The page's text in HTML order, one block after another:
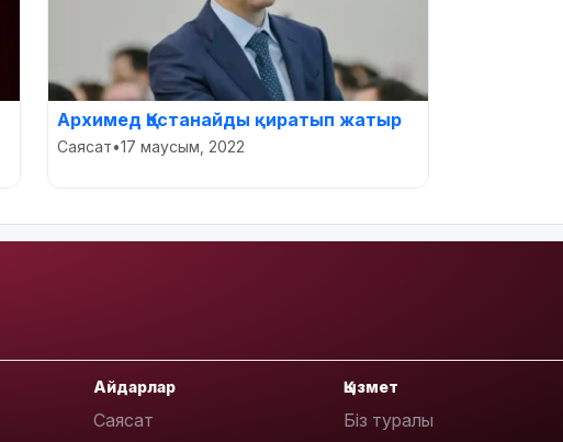
Архимед Қостанайды қиратып жатыр
Саясат•17 маусым, 2022
Айдарлар
Саясат
Қызмет
Біз туралы